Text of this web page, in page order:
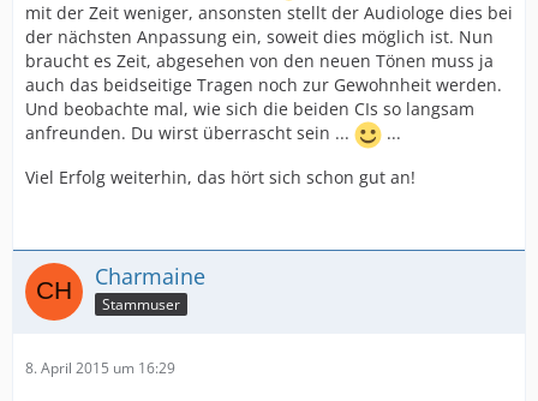
mit der Zeit weniger, ansonsten stellt der Audiologe dies bei
der nächsten Anpassung ein, soweit dies möglich ist. Nun
braucht es Zeit, abgesehen von den neuen Tönen muss ja
auch das beidseitige Tragen noch zur Gewohnheit werden.
Und beobachte mal, wie sich die beiden CIs so langsam
anfreunden. Du wirst überrascht sein ...
...
Viel Erfolg weiterhin, das hört sich schon gut an!
Charmaine
Stammuser
8. April 2015 um 16:29